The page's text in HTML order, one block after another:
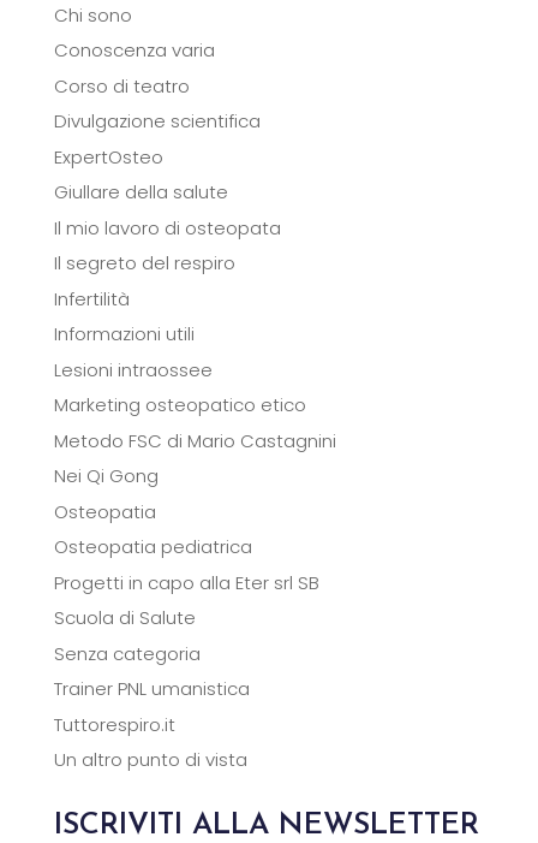
Chi sono
Conoscenza varia
Corso di teatro
Divulgazione scientifica
ExpertOsteo
Giullare della salute
Il mio lavoro di osteopata
Il segreto del respiro
Infertilità
Informazioni utili
Lesioni intraossee
Marketing osteopatico etico
Metodo FSC di Mario Castagnini
Nei Qi Gong
Osteopatia
Osteopatia pediatrica
Progetti in capo alla Eter srl SB
Scuola di Salute
Senza categoria
Trainer PNL umanistica
Tuttorespiro.it
Un altro punto di vista
ISCRIVITI ALLA NEWSLETTER